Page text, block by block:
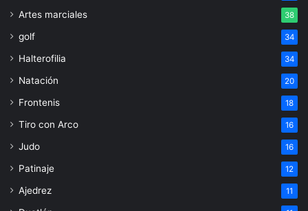
Artes marciales 38
golf 34
Halterofilia 34
Natación 20
Frontenis 18
Tiro con Arco 16
Judo 16
Patinaje 12
Ajedrez 11